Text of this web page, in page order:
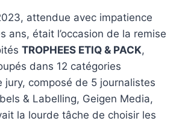
attendue avec impatience
ans, était l’occasion de la remise
TROPHEES ETIQ & PACK,
dans 12 catégories
jury, composé de 5 journalistes
& Labelling, Geigen Media,
la lourde tâche de choisir les